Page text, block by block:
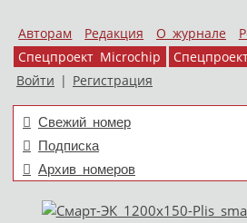
Авторам Редакция О журнале
Спецпроект Microchip
Войти | Регистрация
Свежий номер
Подписка
Архив номеров